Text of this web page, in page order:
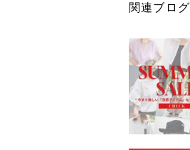
関連ブログ